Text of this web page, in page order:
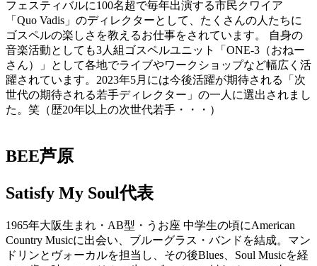
フェスティバルに100名超で毎年出演する市民クワイア
「Quo Vadis」のディレクターとして、たくさんの人たちに
ゴスペルの楽しさを教えるお仕事をされています。 自身の
音楽活動としても3人組ゴスペルユニット「ONE-3（おねー
さん）」として各地でライブやワークショップなど幅広く活
躍されています。2023年5月には今後活躍が期待される「次
世代の期待される若手ディレクター」の一人に選出されまし
た。笑（歴20年以上の次世代若手・・・）
BEE芦原
Satisfy My Soul代表
1965年大阪生まれ・AB型・うお座 中学生の頃にAmerican
Country Musicに出会い、ブルーグラス・バンドを結成。マン
ドリンとヴォーカルを担当し、その後Blues、Soul Musicを経